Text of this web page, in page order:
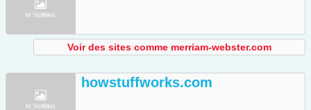
Voir des sites comme merriam-webster.com
howstuffworks.com